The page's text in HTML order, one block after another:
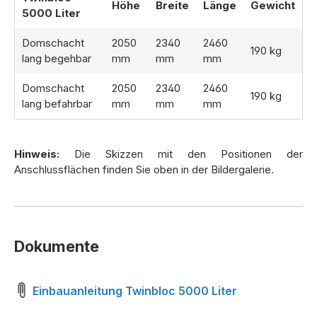
Individuelle Ausstattung für Ihre
Kunststoffzisterne
Damit dieZisterne
optimal an Ihre Bedürfnisse angepasst
werden kann, stehen zwei verschiedene Abdeckungen zur
Domschacht lang (begehbar bis 200 kg)– perfekt
für den Gartenbereich
von1 mmintegriert werden. Dieser entfernt zuverlässig
5000 Liter
Höhe Breite Länge Gewicht
Domschacht
lang begehbar
2050
mm
2340
mm
2460
mm
190 kg
Domschacht
lang befahrbar
2050
mm
2340
mm
2460
mm
190 kg
Hinweis: Die Skizzen mit den Positionen der
Anschlussflächen finden Sie oben in der Bildergalerie.
Dokumente
Einbauanleitung Twinbloc 5000 Liter